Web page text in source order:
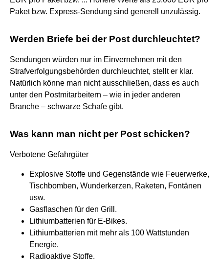
Paket bzw. Express-Sendung sind generell unzulässig.
Werden Briefe bei der Post durchleuchtet?
Sendungen würden nur im Einvernehmen mit den
Strafverfolgungsbehörden durchleuchtet, stellt er klar.
Natürlich könne man nicht ausschließen, dass es auch
unter den Postmitarbeitern – wie in jeder anderen
Branche – schwarze Schafe gibt.
Was kann man nicht per Post schicken?
Verbotene Gefahrgüter
Explosive Stoffe und Gegenstände wie Feuerwerke,
Tischbomben, Wunderkerzen, Raketen, Fontänen
usw.
Gasflaschen für den Grill.
Lithiumbatterien für E-Bikes.
Lithiumbatterien mit mehr als 100 Wattstunden
Energie.
Radioaktive Stoffe.